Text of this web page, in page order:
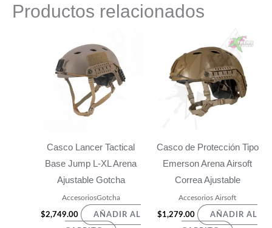
Productos relacionados
Casco Lancer Tactical
Base Jump L-XL Arena
Ajustable Gotcha
AccesoriosGotcha
$2,749.00 AÑADIR AL
Casco de Protección Tipo
Emerson Arena Airsoft
Correa Ajustable
Accesorios Airsoft
$1,279.00 AÑADIR AL